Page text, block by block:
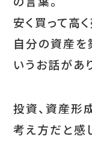
安く買って高
自分の資産を
いうお話があ
投資、資産形
考え方だと感